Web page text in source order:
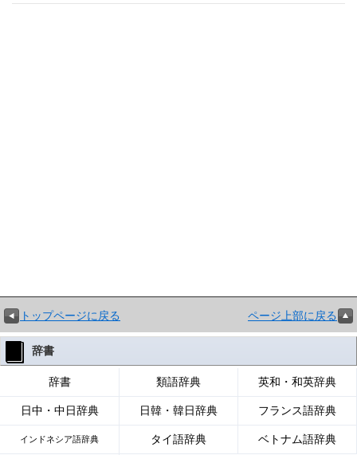
トップページに戻る ページ上部に戻る
辞書
辞書 類語辞典 英和・和英辞典
日中・中日辞典 日韓・韓日辞典 フランス語辞典
インドネシア語辞典 タイ語辞典 ベトナム語辞典